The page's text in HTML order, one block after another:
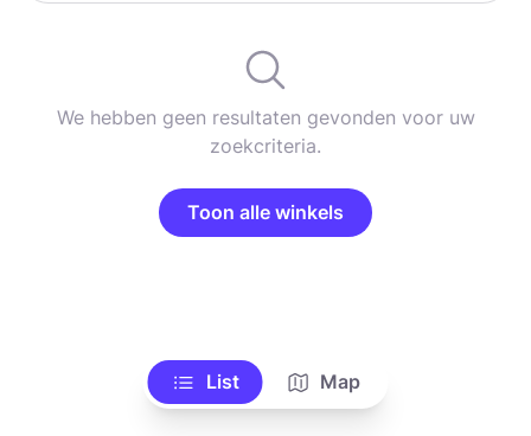
We hebben geen resultaten gevonden voor uw
zoekcriteria.
Toon alle winkels
List Map